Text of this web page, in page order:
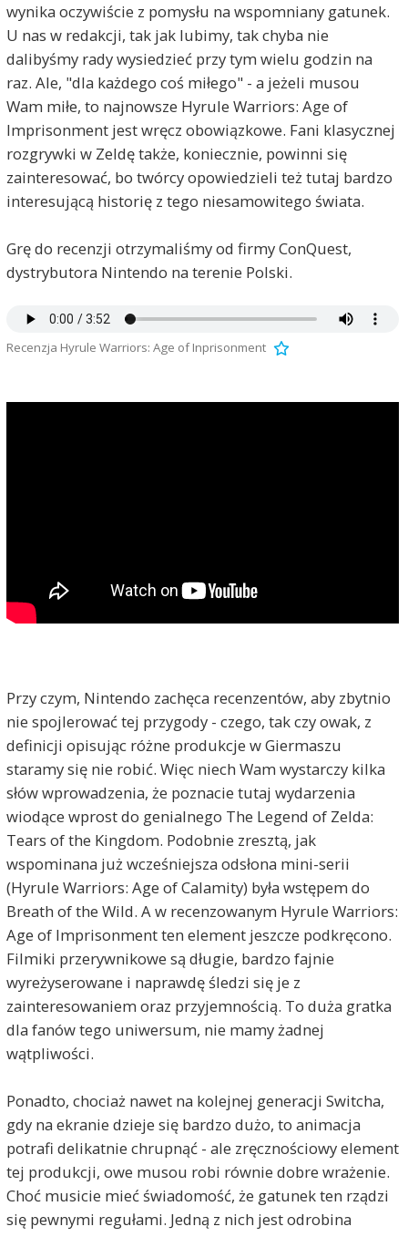
wynika oczywiście z pomysłu na wspomniany gatunek.
U nas w redakcji, tak jak lubimy, tak chyba nie
dalibyśmy rady wysiedzieć przy tym wielu godzin na
raz. Ale, "dla każdego coś miłego" - a jeżeli musou
Wam miłe, to najnowsze Hyrule Warriors: Age of
Imprisonment jest wręcz obowiązkowe. Fani klasycznej
rozgrywki w Zeldę także, koniecznie, powinni się
zainteresować, bo twórcy opowiedzieli też tutaj bardzo
interesującą historię z tego niesamowitego świata.
Grę do recenzji otrzymaliśmy od firmy ConQuest,
dystrybutora Nintendo na terenie Polski.
Recenzja Hyrule Warriors: Age of Inprisonment
Przy czym, Nintendo zachęca recenzentów, aby zbytnio
nie spojlerować tej przygody - czego, tak czy owak, z
definicji opisując różne produkcje w Giermaszu
staramy się nie robić. Więc niech Wam wystarczy kilka
słów wprowadzenia, że poznacie tutaj wydarzenia
wiodące wprost do genialnego The Legend of Zelda:
Tears of the Kingdom. Podobnie zresztą, jak
wspominana już wcześniejsza odsłona mini-serii
(Hyrule Warriors: Age of Calamity) była wstępem do
Breath of the Wild. A w recenzowanym Hyrule Warriors:
Age of Imprisonment ten element jeszcze podkręcono.
Filmiki przerywnikowe są długie, bardzo fajnie
wyreżyserowane i naprawdę śledzi się je z
zainteresowaniem oraz przyjemnością. To duża gratka
dla fanów tego uniwersum, nie mamy żadnej
wątpliwości.
Ponadto, chociaż nawet na kolejnej generacji Switcha,
gdy na ekranie dzieje się bardzo dużo, to animacja
potrafi delikatnie chrupnąć - ale zręcznościowy element
tej produkcji, owe musou robi równie dobre wrażenie.
Choć musicie mieć świadomość, że gatunek ten rządzi
się pewnymi regułami. Jedną z nich jest odrobina